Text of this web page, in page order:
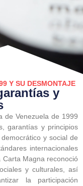
Y SU DESMONTAJE
y
de Venezuela de 1999
garantías y principios
y social de
internacionales
Magna reconoció
y culturales, así
la participación